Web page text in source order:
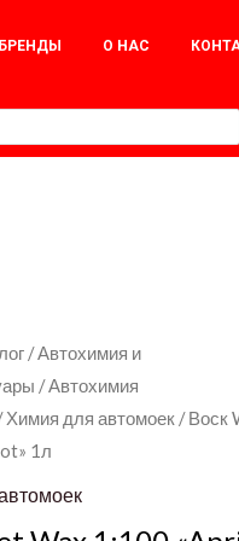
БРЕНДЫ О НАС
/Автохимия и
/Автохимия
Химия для автомоек / Воск
1л